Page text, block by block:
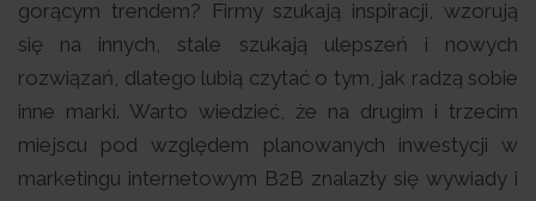
gorącym trendem? Firmy szukają inspiracji, wzorują
się na innych, stale szukają ulepszeń i nowych
rozwiązań, dlatego lubią czytać o tym, jak radzą sobie
inne marki. Warto wiedzieć, że na drugim i trzecim
miejscu pod względem planowanych inwestycji w
marketingu internetowym B2B znalazły się wywiady i